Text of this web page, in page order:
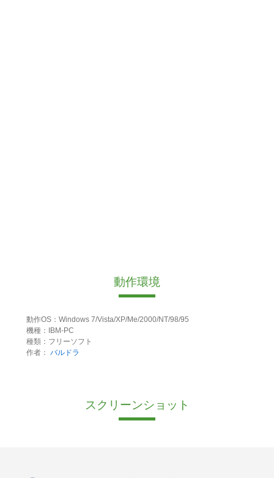
動作環境
動作OS：Windows 7/Vista/XP/Me/2000/NT/98/95
機種：IBM-PC
種類：フリーソフト
作者： バルドラ
スクリーンショット